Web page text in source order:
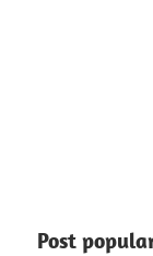
Post